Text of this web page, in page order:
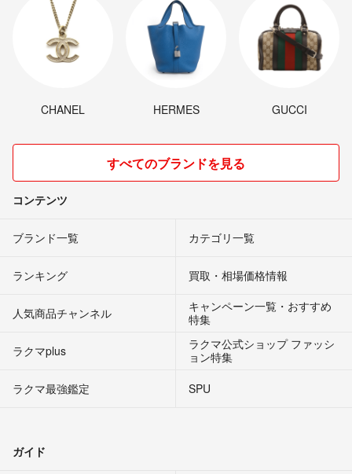
CHANEL HERMES GUCCI
すべてのブランドを見る
コンテンツ
ブランド一覧 カテゴリ一覧
ランキング 買取・相場価格情報
人気商品チャンネル
キャンペーン一覧・おすすめ
特集
ラクマplus
ラクマ公式ショップ ファッシ
ョン特集
ラクマ最強鑑定
SPU
ガイド